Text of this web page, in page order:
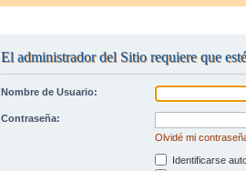
El administrador del Sitio requiere que
Nombre de Usuario:
Contraseña:
Olvidé mi
Identificarse